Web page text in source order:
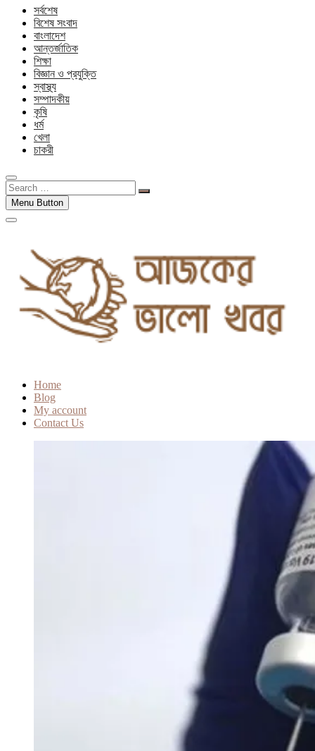
সর্বশেষ
বিশেষ সংবাদ
বাংলাদেশ
আন্তর্জাতিক
শিক্ষা
বিজ্ঞান ও প্রযুক্তি
স্বাস্থ্য
সম্পাদকীয়
কৃষি
ধর্ম
খেলা
চাকরী
Search
…Menu Button
Home
Blog
My account
Contact Us